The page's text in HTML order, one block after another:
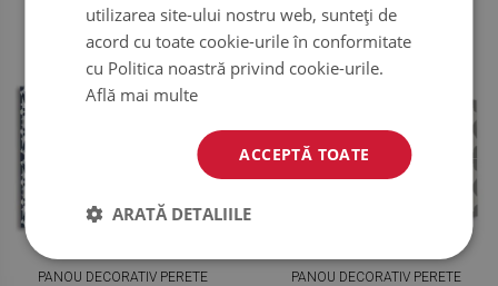
PANOU DECORATIV PERETE
PANOU DECORATIV PERETE
utilizarea site-ului nostru web, sunteți de
acord cu toate cookie-urile în conformitate
cu Politica noastră privind cookie-urile.
Află mai multe
ACCEPTĂ TOATE
ARATĂ DETALIILE